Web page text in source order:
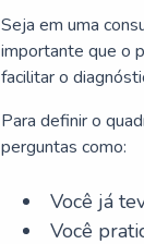
Seja em uma
importante que o
facilitar o
Para definir o
perguntas como:
Você já
Você